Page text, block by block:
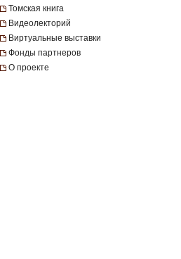
Томская книга
Видеолекторий
Виртуальные выставки
Фонды партнеров
О проекте